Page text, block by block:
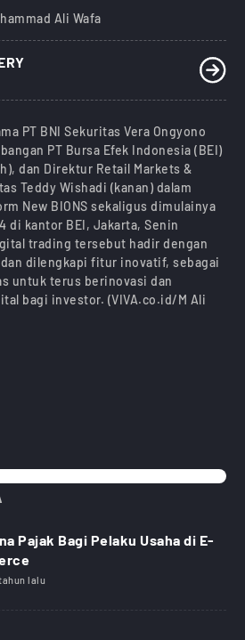
Ali Wafa
PT BNI Sekuritas Vera Ongyono
PT Bursa Efek Indonesia (BEI)
dan Direktur Retail Markets &
Teddy Wishadi (kanan) dalam
New BIONS sekaligus dimulainya
di kantor BEI, Jakarta, Senin
trading tersebut hadir dengan
dilengkapi fitur inovatif, sebagai
untuk terus berinovasi dan
bagi investor. (VIVA.co.id/M Ali
Pajak Bagi Pelaku Usaha di E-
lalu